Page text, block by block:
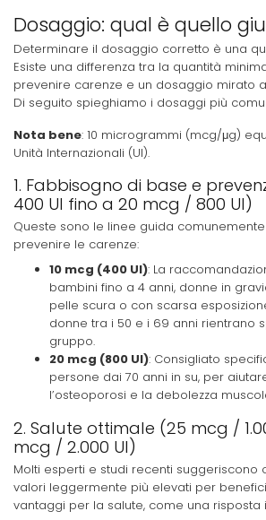
Dosaggio: qual è quello
Determinare il dosaggio corretto è una
Esiste una differenza tra la quantità
prevenire carenze e un dosaggio mirato
Di seguito spieghiamo i dosaggi più
Nota bene: 10 microgrammi (mcg/μg)
Unità Internazionali (UI).
1. Fabbisogno di base e
400 UI fino a 20 mcg / 800 UI)
Queste sono le linee guida
prevenire le carenze:
10 mcg (400 UI): La
bambini fino a 4 anni, donne in
pelle scura o con scarsa
donne tra i 50 e i 69 anni rientrano
gruppo.
20 mcg (800 UI): Consigliato
persone dai 70 anni in su, per
l’osteoporosi e la debolezza
2. Salute ottimale (25 mcg /
mcg / 2.000 UI)
Molti esperti e studi recenti suggeriscono
valori leggermente più elevati per
vantaggi per la salute, come una risposta